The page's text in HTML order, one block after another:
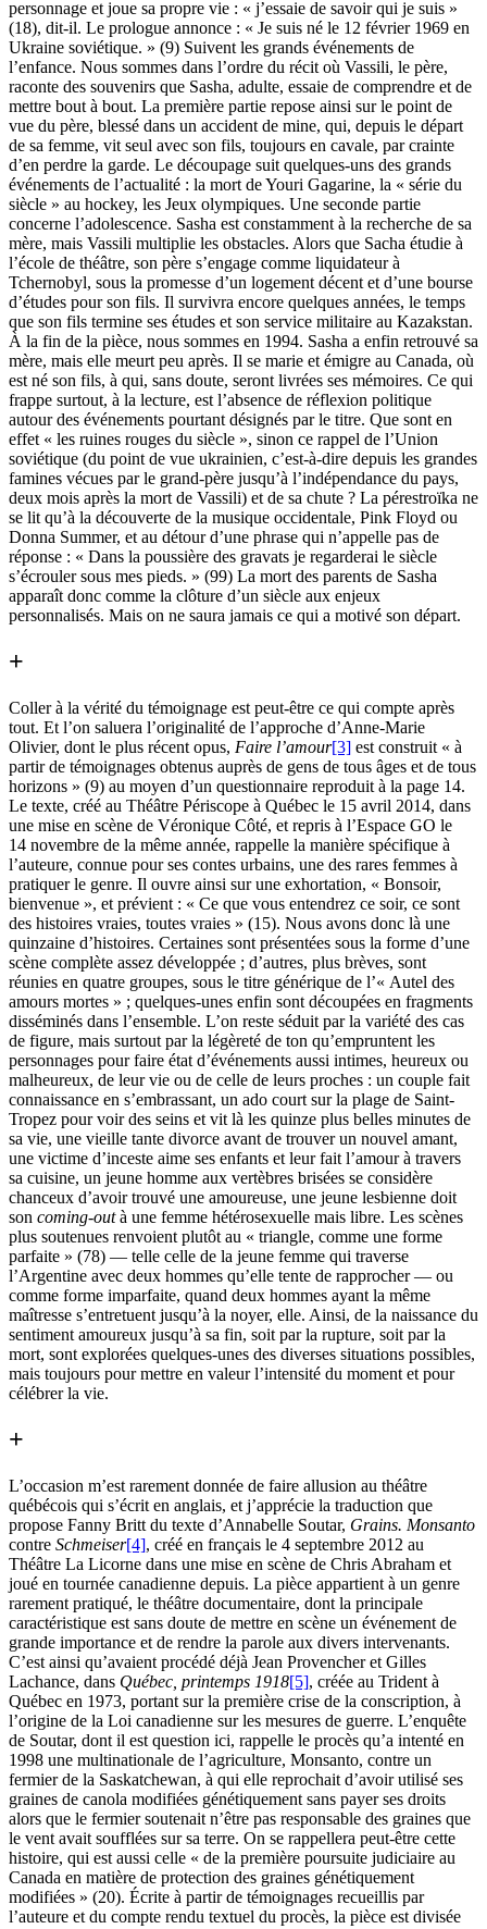
personnage et joue sa propre vie : « j’essaie de savoir qui je suis »
(18), dit-il. Le prologue annonce : « Je suis né le 12 février 1969 en
Ukraine soviétique. » (9) Suivent les grands événements de
l’enfance. Nous sommes dans l’ordre du récit où Vassili, le père,
raconte des souvenirs que Sasha, adulte, essaie de comprendre et de
mettre bout à bout. La première partie repose ainsi sur le point de
vue du père, blessé dans un accident de mine, qui, depuis le départ
de sa femme, vit seul avec son fils, toujours en cavale, par crainte
d’en perdre la garde. Le découpage suit quelques-uns des grands
événements de l’actualité : la mort de Youri Gagarine, la « série du
siècle » au hockey, les Jeux olympiques. Une seconde partie
concerne l’adolescence. Sasha est constamment à la recherche de sa
mère, mais Vassili multiplie les obstacles. Alors que Sacha étudie à
l’école de théâtre, son père s’engage comme liquidateur à
Tchernobyl, sous la promesse d’un logement décent et d’une bourse
d’études pour son fils. Il survivra encore quelques années, le temps
que son fils termine ses études et son service militaire au Kazakstan.
À la fin de la pièce, nous sommes en 1994. Sasha a enfin retrouvé sa
mère, mais elle meurt peu après. Il se marie et émigre au Canada, où
est né son fils, à qui, sans doute, seront livrées ses mémoires. Ce qui
frappe surtout, à la lecture, est l’absence de réflexion politique
autour des événements pourtant désignés par le titre. Que sont en
effet « les ruines rouges du siècle », sinon ce rappel de l’Union
soviétique (du point de vue ukrainien, c’est-à-dire depuis les grandes
famines vécues par le grand-père jusqu’à l’indépendance du pays,
deux mois après la mort de Vassili) et de sa chute ? La pérestroïka ne
se lit qu’à la découverte de la musique occidentale, Pink Floyd ou
Donna Summer, et au détour d’une phrase qui n’appelle pas de
réponse : « Dans la poussière des gravats je regarderai le siècle
s’écrouler sous mes pieds. » (99) La mort des parents de Sasha
apparaît donc comme la clôture d’un siècle aux enjeux
personnalisés. Mais on ne saura jamais ce qui a motivé son départ.
+
Coller à la vérité du témoignage est peut-être ce qui compte après
tout. Et l’on saluera l’originalité de l’approche d’Anne-Marie
Olivier, dont le plus récent opus, Faire l’amour[3] est construit « à
partir de témoignages obtenus auprès de gens de tous âges et de tous
horizons » (9) au moyen d’un questionnaire reproduit à la page 14.
Le texte, créé au Théâtre Périscope à Québec le 15 avril 2014, dans
une mise en scène de Véronique Côté, et repris à l’Espace GO le
14 novembre de la même année, rappelle la manière spécifique à
l’auteure, connue pour ses contes urbains, une des rares femmes à
pratiquer le genre. Il ouvre ainsi sur une exhortation, « Bonsoir,
bienvenue », et prévient : « Ce que vous entendrez ce soir, ce sont
des histoires vraies, toutes vraies » (15). Nous avons donc là une
quinzaine d’histoires. Certaines sont présentées sous la forme d’une
scène complète assez développée ; d’autres, plus brèves, sont
réunies en quatre groupes, sous le titre générique de l’« Autel des
amours mortes » ; quelques-unes enfin sont découpées en fragments
disséminés dans l’ensemble. L’on reste séduit par la variété des cas
de figure, mais surtout par la légèreté de ton qu’empruntent les
personnages pour faire état d’événements aussi intimes, heureux ou
malheureux, de leur vie ou de celle de leurs proches : un couple fait
connaissance en s’embrassant, un ado court sur la plage de Saint-
Tropez pour voir des seins et vit là les quinze plus belles minutes de
sa vie, une vieille tante divorce avant de trouver un nouvel amant,
une victime d’inceste aime ses enfants et leur fait l’amour à travers
sa cuisine, un jeune homme aux vertèbres brisées se considère
chanceux d’avoir trouvé une amoureuse, une jeune lesbienne doit
son coming-outà une femme hétérosexuelle mais libre. Les scènes
plus soutenues renvoient plutôt au « triangle, comme une forme
parfaite » (78) — telle celle de la jeune femme qui traverse
l’Argentine avec deux hommes qu’elle tente de rapprocher — ou
comme forme imparfaite, quand deux hommes ayant la même
maîtresse s’entretuent jusqu’à la noyer, elle. Ainsi, de la naissance du
sentiment amoureux jusqu’à sa fin, soit par la rupture, soit par la
mort, sont explorées quelques-unes des diverses situations possibles,
mais toujours pour mettre en valeur l’intensité du moment et pour
célébrer la vie.
+
L’occasion m’est rarement donnée de faire allusion au théâtre
québécois qui s’écrit en anglais, et j’apprécie la traduction que
propose Fanny Britt du texte d’Annabelle Soutar, Grains. Monsanto
contre Schmeiser[4], créé en français le 4 septembre 2012 au
Théâtre La Licorne dans une mise en scène de Chris Abraham et
joué en tournée canadienne depuis. La pièce appartient à un genre
rarement pratiqué, le théâtre documentaire, dont la principale
caractéristique est sans doute de mettre en scène un événement de
grande importance et de rendre la parole aux divers intervenants.
C’est ainsi qu’avaient procédé déjà Jean Provencher et Gilles
Lachance, dans Québec, printemps 1918[5], créée au Trident à
Québec en 1973, portant sur la première crise de la conscription, à
l’origine de la Loi canadienne sur les mesures de guerre. L’enquête
de Soutar, dont il est question ici, rappelle le procès qu’a intenté en
1998 une multinationale de l’agriculture, Monsanto, contre un
fermier de la Saskatchewan, à qui elle reprochait d’avoir utilisé ses
graines de canola modifiées génétiquement sans payer ses droits
alors que le fermier soutenait n’être pas responsable des graines que
le vent avait soufflées sur sa terre. On se rappellera peut-être cette
histoire, qui est aussi celle « de la première poursuite judiciaire au
Canada en matière de protection des graines génétiquement
modifiées » (20). Écrite à partir de témoignages recueillis par
l’auteure et du compte rendu textuel du procès, la pièce est divisée